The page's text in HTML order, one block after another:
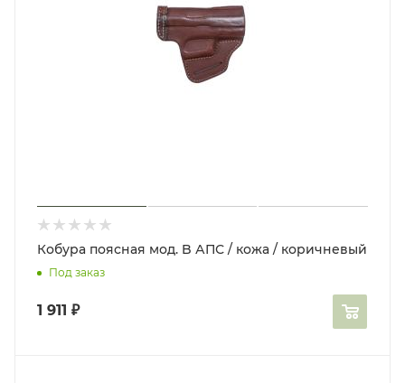
Кобура поясная мод. B АПС / кожа / коричневый
Под заказ
1 911 ₽